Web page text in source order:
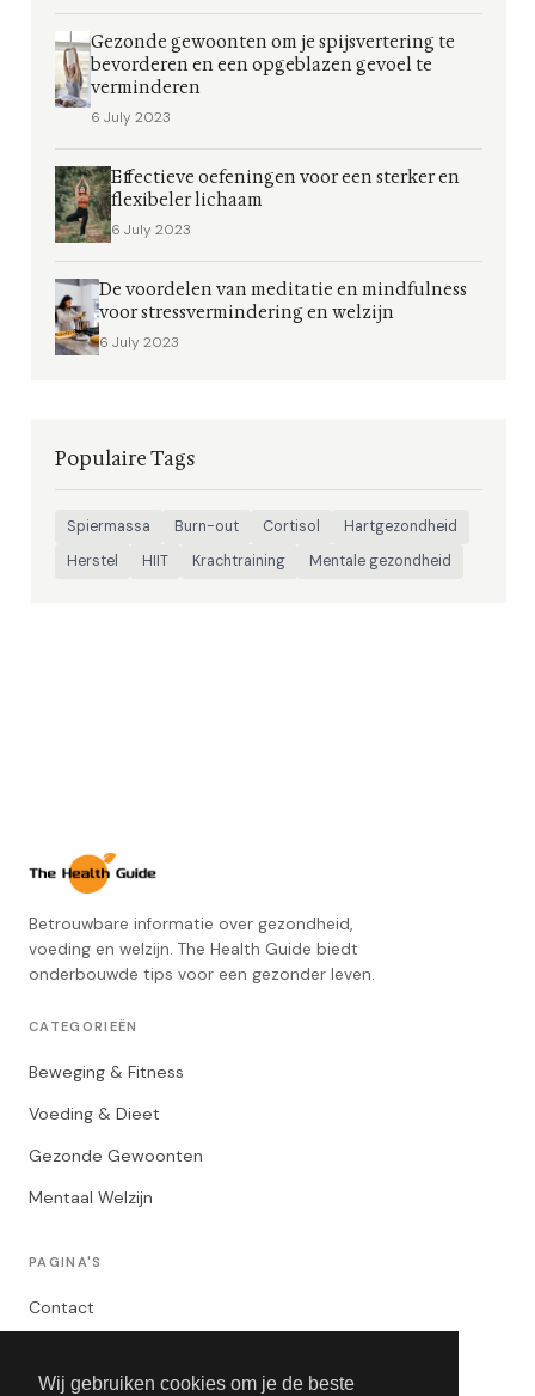
Wij gebruiken cookies om je de beste
Gezonde gewoonten om je spijsvertering te
bevorderen en een opgeblazen gevoel te
verminderen
6 July 2023
Effectieve oefeningen voor een sterker en
flexibeler lichaam
6 July 2023
De voordelen van meditatie en mindfulness
voor stressvermindering en welzijn
6 July 2023
Populaire Tags
Spiermassa Burn-out Cortisol
Hartgezondheid
Herstel
HIIT Krachtraining Mentale gezondheid
Betrouwbare informatie over gezondheid,
voeding en welzijn. The Health Guide biedt
onderbouwde tips voor een gezonder leven.
CATEGORIEËN
Beweging & Fitness
Voeding & Dieet
Gezonde Gewoonten
Mentaal Welzijn
PAGINA'S
Contact
Algemene Voorwaarden